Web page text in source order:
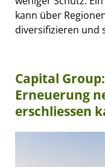
kann über
diversifizieren und
Capital
Erneuerung
erschliessen